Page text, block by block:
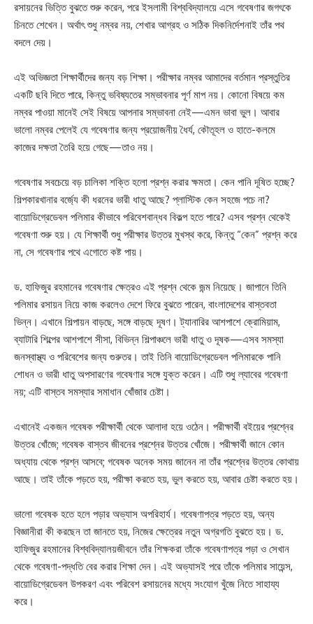
রসায়নের ভিত্তি বুঝতে শুরু করেন, পরে ইসলামী বিশ্ববিদ্যালয়ে এসে গবেষণার জগৎকে
চিনতে শেখেন। অর্থাৎ শুধু নম্বর নয়, শেখার আগ্রহ ও সঠিক দিকনির্দেশনাই তাঁর পথ
বদলে দেয়।
এই অভিজ্ঞতা শিক্ষার্থীদের জন্য বড় শিক্ষা। পরীক্ষার নম্বর আমাদের বর্তমান প্রস্তুতির
একটি ছবি দিতে পারে, কিন্তু ভবিষ্যতের সম্ভাবনার পূর্ণ মাপ নয়। কোনো বিষয়ে কম
নম্বর পাওয়া মানেই সেই বিষয়ে আপনার সম্ভাবনা নেই—এমন ভাবা ভুল। আবার
ভালো নম্বর পেলেই যে গবেষণার জন্য প্রয়োজনীয় ধৈর্য, কৌতূহল ও হাতে-কলমে
কাজের দক্ষতা তৈরি হয়ে গেছে—তাও নয়।
গবেষণার সবচেয়ে বড় চালিকা শক্তি হলো প্রশ্ন করার ক্ষমতা। কেন পানি দূষিত হচ্ছে?
শিল্পকারখানার বর্জ্যে কী ধরনের ভারী ধাতু আছে? প্লাস্টিক কেন সহজে পচে না?
বায়োডিগ্রেডেবল পলিমার কীভাবে পরিবেশবান্ধব বিকল্প হতে পারে? এসব প্রশ্ন থেকেই
গবেষণা শুরু হয়। যে শিক্ষার্থী শুধু পরীক্ষার উত্তর মুখস্থ করে, কিন্তু “কেন” প্রশ্ন করে
না, সে গবেষণার পথে এগোতে কষ্ট পায়।
ড. হাফিজুর রহমানের গবেষণার ক্ষেত্রও এই প্রশ্ন থেকে জন্ম নিয়েছে। জাপানে তিনি
পলিমার রসায়ন নিয়ে কাজ করলেও দেশে ফিরে বুঝতে পারেন, বাংলাদেশের বাস্তবতা
ভিন্ন। এখানে শিল্পায়ন বাড়ছে, সঙ্গে বাড়ছে দূষণ। ট্যানারির আশপাশে ক্রোমিয়াম,
ব্যাটারি শিল্পের আশপাশে সীসা, বিভিন্ন শিল্পাঞ্চলে ভারী ধাতু ও দূষক—এসব সমস্যা
জনস্বাস্থ্য ও পরিবেশের জন্য গুরুতর। তাই তিনি বায়োডিগ্রেডেবল পলিমারকে পানি
শোধন ও ভারী ধাতু অপসারণের গবেষণার সঙ্গে যুক্ত করেন। এটি শুধু ল্যাবের গবেষণা
নয়; এটি বাস্তব সমস্যার সমাধান খোঁজার চেষ্টা।
এখানেই একজন গবেষক পরীক্ষার্থী থেকে আলাদা হয়ে ওঠেন। পরীক্ষার্থী বইয়ের প্রশ্নের
উত্তর খোঁজে; গবেষক বাস্তব জীবনের প্রশ্নের উত্তর খোঁজে। পরীক্ষার্থী জানে কোন
অধ্যায় থেকে প্রশ্ন আসবে; গবেষক অনেক সময় জানেন না তাঁর প্রশ্নের উত্তর কোথায়
আছে। তাই তাঁকে পড়তে হয়, পরীক্ষা করতে হয়, ভুল করতে হয়, আবার চেষ্টা করতে হয়।
ভালো গবেষক হতে হলে পড়ার অভ্যাস অপরিহার্য। গবেষণাপত্র পড়তে হয়, অন্য
বিজ্ঞানীরা কী করছেন তা জানতে হয়, নিজের ক্ষেত্রের নতুন অগ্রগতি বুঝতে হয়। ড.
হাফিজুর রহমানের বিশ্ববিদ্যালয়জীবনে তাঁর শিক্ষকরা তাঁকে গবেষণাপত্র পড়া ও সেখান
থেকে গবেষণা-পদ্ধতি বের করার শিক্ষা দেন। এই অভ্যাসই পরে তাঁকে পলিমার সায়েন্স,
বায়োডিগ্রেডেবল উপকরণ এবং পরিবেশ রসায়নের মধ্যে সংযোগ খুঁজে নিতে সাহায্য
করে।